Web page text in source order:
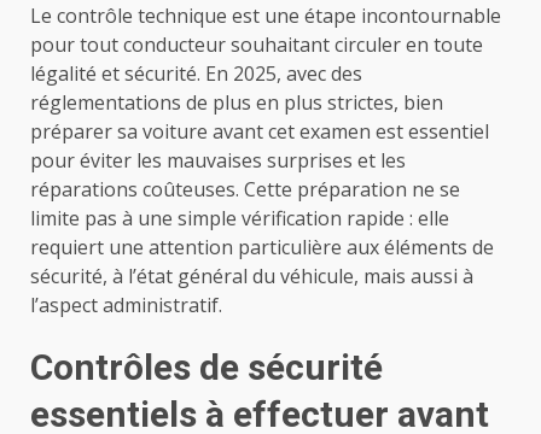
Le contrôle technique est une étape incontournable
pour tout conducteur souhaitant circuler en toute
légalité et sécurité. En 2025, avec des
réglementations de plus en plus strictes, bien
préparer sa voiture avant cet examen est essentiel
pour éviter les mauvaises surprises et les
réparations coûteuses. Cette préparation ne se
limite pas à une simple vérification rapide : elle
requiert une attention particulière aux éléments de
sécurité, à l’état général du véhicule, mais aussi à
l’aspect administratif.
Contrôles de sécurité
essentiels à effectuer avant